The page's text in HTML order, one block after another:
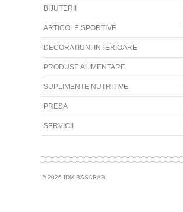
BIJUTERII
ARTICOLE SPORTIVE
DECORATIUNI INTERIOARE
PRODUSE ALIMENTARE
SUPLIMENTE NUTRITIVE
PRESA
SERVICII
© 2026 IDM BASARAB